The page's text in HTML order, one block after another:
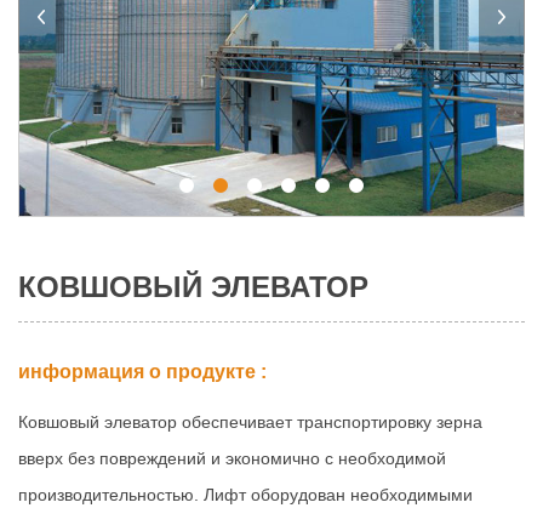
КОВШОВЫЙ ЭЛЕВАТОР
информация о продукте :
Ковшовый элеватор обеспечивает транспортировку зерна
вверх без повреждений и экономично с необходимой
производительностью. Лифт оборудован необходимыми